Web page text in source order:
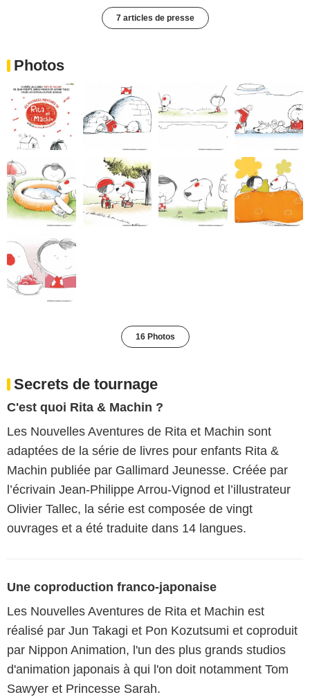
7 articles de presse
Photos
16 Photos
Secrets de tournage
C'est quoi Rita & Machin ?
Les Nouvelles Aventures de Rita et Machin sont
adaptées de la série de livres pour enfants Rita &
Machin publiée par Gallimard Jeunesse. Créée par
l’écrivain Jean-Philippe Arrou-Vignod et l’illustrateur
Olivier Tallec, la série est composée de vingt
ouvrages et a été traduite dans 14 langues.
Une coproduction franco-japonaise
Les Nouvelles Aventures de Rita et Machin est
réalisé par Jun Takagi et Pon Kozutsumi et coproduit
par Nippon Animation, l'un des plus grands studios
d'animation japonais à qui l'on doit notamment Tom
Sawyer et Princesse Sarah.